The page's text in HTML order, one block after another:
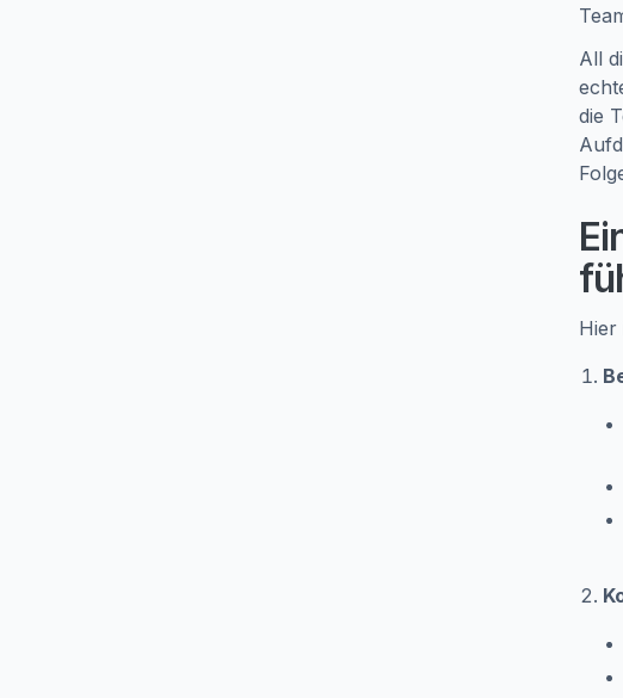
All
die
Hier